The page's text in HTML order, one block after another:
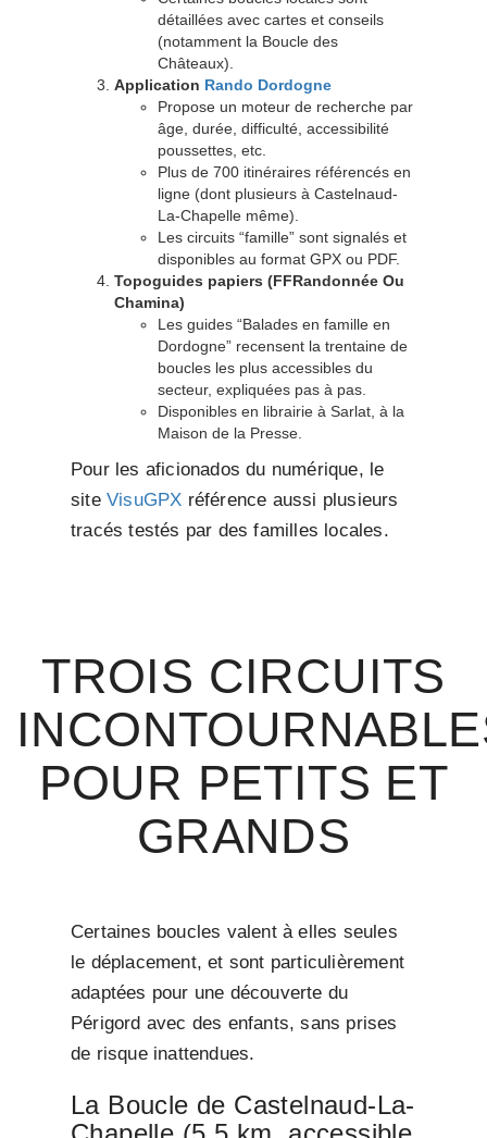
détaillées avec cartes et conseils
(notamment la Boucle des
Châteaux).
Application Rando Dordogne
Propose un moteur de recherche par
âge, durée, difficulté, accessibilité
poussettes, etc.
Plus de 700 itinéraires référencés en
ligne (dont plusieurs à Castelnaud-
La-Chapelle même).
Les circuits “famille” sont signalés et
disponibles au format GPX ou PDF.
Topoguides papiers (FFRandonnée Ou
Chamina)
Les guides “Balades en famille en
Dordogne” recensent la trentaine de
boucles les plus accessibles du
secteur, expliquées pas à pas.
Disponibles en librairie à Sarlat, à la
Maison de la Presse.
Pour les aficionados du numérique, le
site VisuGPX référence aussi plusieurs
tracés testés par des familles locales.
TROIS CIRCUITS
POUR PETITS ET
GRANDS
Certaines boucles valent à elles seules
le déplacement, et sont particulièrement
adaptées pour une découverte du
Périgord avec des enfants, sans prises
de risque inattendues.
La Boucle de Castelnaud-La-